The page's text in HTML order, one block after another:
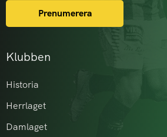
Klubben
Historia
Herrlaget
Damlaget
Prenumerera